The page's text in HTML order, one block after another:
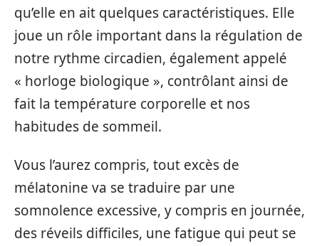
qu’elle en ait quelques caractéristiques. Elle
joue un rôle important dans la régulation de
notre rythme circadien, également appelé
« horloge biologique », contrôlant ainsi de
fait la température corporelle et nos
habitudes de sommeil.
Vous l’aurez compris, tout excès de
mélatonine va se traduire par une
somnolence excessive, y compris en journée,
des réveils difficiles, une fatigue qui peut se